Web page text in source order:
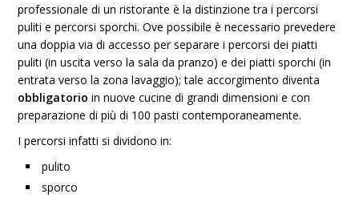
professionale di un ristorante è la distinzione tra i percorsi
puliti e percorsi sporchi. Ove possibile è necessario prevedere
una doppia via di accesso per separare i percorsi dei piatti
puliti (in uscita verso la sala da pranzo) e dei piatti sporchi (in
entrata verso la zona lavaggio); tale accorgimento diventa
obbligatorio in nuove cucine di grandi dimensioni e con
preparazione di più di 100 pasti contemporaneamente.
I percorsi infatti si dividono in:
pulito
sporco